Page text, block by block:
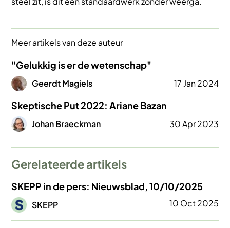
Meer artikels van deze auteur
"Gelukkig is er de wetenschap"
Afbeelding
Geerdt Magiels 17 Jan 2024
Skeptische Put 2022: Ariane Bazan
AfbeeldingJohan Braeckman 30 Apr 2023
Gerelateerde artikels
SKEPP in de pers: Nieuwsblad, 10/10/2025
Afbeelding
SKEPP 10 Oct 2025